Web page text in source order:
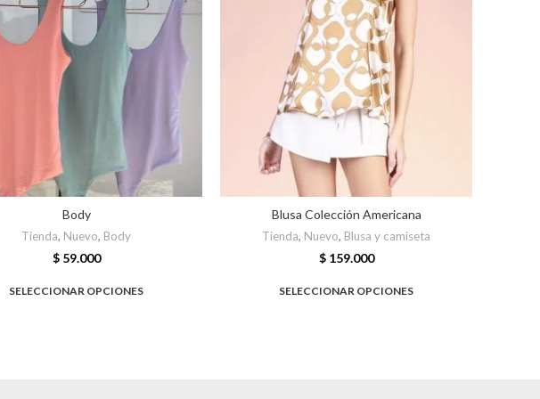
Body
Tienda, Nuevo, Body
$59.000
SELECCIONAR OPCIONES
Blusa Colección Americana
Tienda, Nuevo, Blusa y camiseta
$159.000
SELECCIONAR OPCIONES